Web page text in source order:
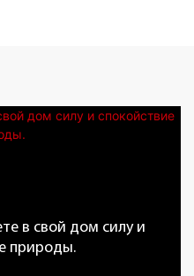
в свой дом силу и
природы.